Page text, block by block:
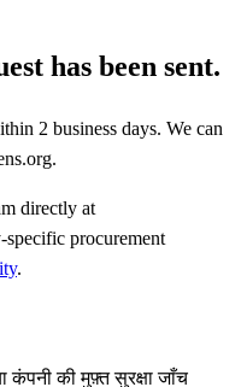
has been sent.
2 business days. We can
directly at
specific procurement
.
कंपनी की मुफ़्त सुरक्षा जाँच